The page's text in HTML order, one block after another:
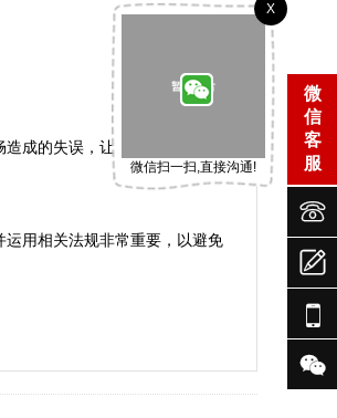
成的失误，让退税申报尽可能
用相关法规非常重要，以避免
微
信
客
服
X
微信扫一扫,直接沟通!




